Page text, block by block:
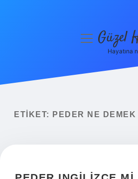
Yasal Uyarı
menüyüGüzel
Hayatına
ETIKET: PEDER NE